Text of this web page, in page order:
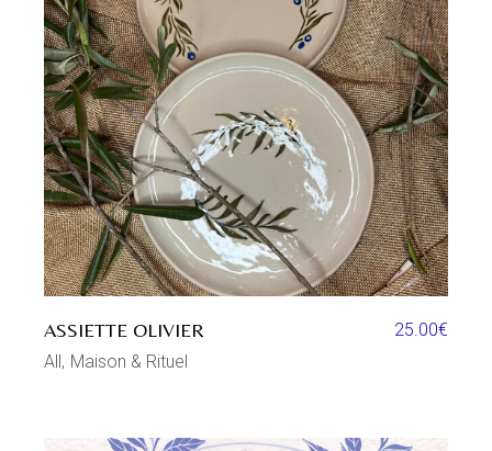
ASSIETTE OLIVIER 25.00€
All Maison & Rituel